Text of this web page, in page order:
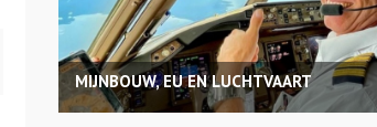
MIJNBOUW, EU EN LUCHTVAART